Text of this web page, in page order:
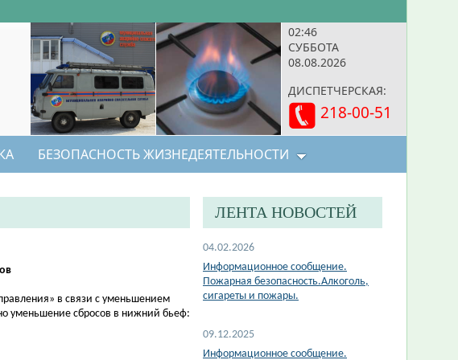
02:46
СУББОТА
08.08.2026
ДИСПЕТЧЕРСКАЯ:
218-00-51
БЕЗОПАСНОСТЬ ЖИЗНЕДЕЯТЕЛЬНОСТИ
в связи с уменьшением
уменьшение сбросов в нижний бьеф:
ЛЕНТА НОВОСТЕЙ
04.02.2026
Информационное сообщение.
Пожарная безопасность.Алкоголь,
сигареты и пожары.
09.12.2025
Информационное сообщение.